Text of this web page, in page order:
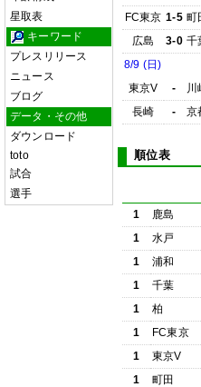
星取表
キーワード
プレスリリース
ニュース
ブログ
データ・その他
ダウンロード
toto
試合
選手
FC東京 1-5 町
広島
3-0 千
8/9 (日)
東京V
- 川
長崎
- 京
順位表
1 鹿島
1
水戸
1
浦和
1
千葉
1
柏
1
FC東京
1
東京V
1
町田